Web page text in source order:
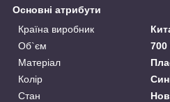
Основні атрибути
Країна виробник
Об`єм
700
Матеріал
Колір
Стан